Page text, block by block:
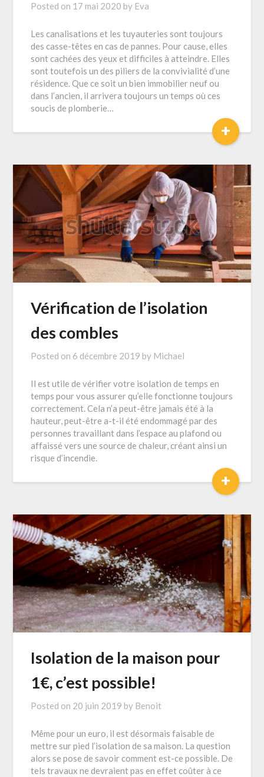
Posted on 17 mai 2020 by Eva
Les canalisations et les tuyauteries sont toujours
des casse-têtes en cas de pannes. Pour cause, elles
sont cachées des yeux et difficiles à atteindre. Elles
sont toutefois un des piliers de la convivialité d’une
résidence. Que ce soit un bien immobilier neuf ou
dans l’ancien, il arrivera toujours un temps où ces
soucis de plomberie…
+
Vérification de l’isolation
des combles
Posted on 6 décembre 2019 by Michael
Il est utile de vérifier votre isolation de temps en
temps pour vous assurer qu’elle fonctionne toujours
correctement. Cela n’a peut-être jamais été à la
hauteur, peut-être a-t-il été endommagé par des
personnes travaillant dans l’espace au plafond ou
affaissé vers une source de chaleur, créant ainsi un
risque d’incendie.
+
Isolation de la maison pour
1€, c’est possible!
Posted on 20 juin 2019 by Benoit
Même pour un euro, il est désormais faisable de
mettre sur pied l’isolation de sa maison. La question
alors se pose de savoir comment est-ce possible. De
tels travaux ne devraient pas en effet coûter à ce